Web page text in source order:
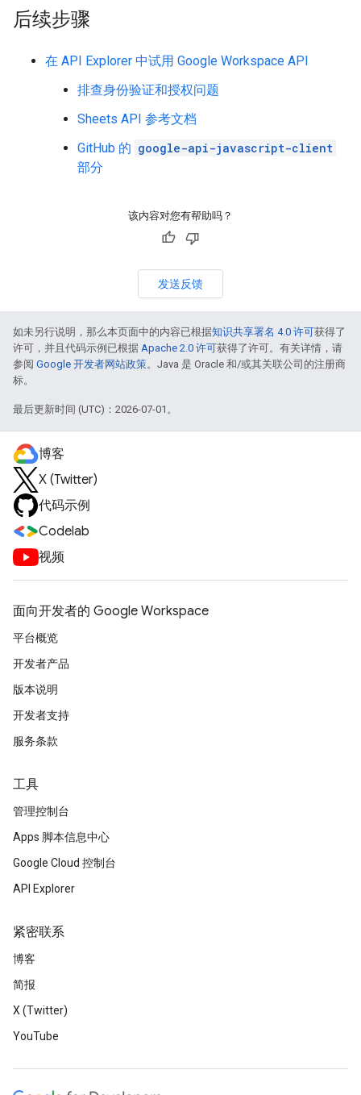
后续步骤
在 API Explorer 中试用 Google Workspace API
排查身份验证和授权问题
Sheets API 参考文档
GitHub 的 google-api-javascript-client
部分
该内容对您有帮助吗？
发送反馈
如未另行说明，那么本页面中的内容已根据知识共享署名 4.0 许可获得了
许可，并且代码示例已根据 Apache 2.0 许可获得了许可。有关详情，请
参阅 Google 开发者网站政策。Java 是 Oracle 和/或其关联公司的注册商
标。
最后更新时间 (UTC)：2026-07-01。
博客
X (Twitter)
代码示例
Codelab
视频
面向开发者的 Google Workspace
平台概览
开发者产品
版本说明
开发者支持
服务条款
工具
管理控制台
Apps 脚本信息中心
Google Cloud 控制台
API Explorer
紧密联系
博客
简报
X (Twitter)
YouTube